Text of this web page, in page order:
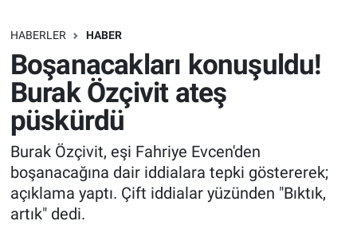
HABERLER HABER
Boşanacakları konuşuldu!
Burak Özçivit ateş
püskürdü
Burak Özçivit, eşi Fahriye Evcen'den
boşanacağına dair iddialara tepki göstererek;
açıklama yaptı. Çift iddialar yüzünden "Bıktık,
artık" dedi.
Bilim turu
Bilim ve Teknoloji Evreni
Doğa Konuşuyor
Dünya
Ege Saati
Dünya
Teknoloji
Sağlık
Yayın Akışı
Trafik Durumu
Süper Lig Puan Durumu ve Fikstür
Tüm Manşetler
Son Dakika Haberleri
Haber Arşivi